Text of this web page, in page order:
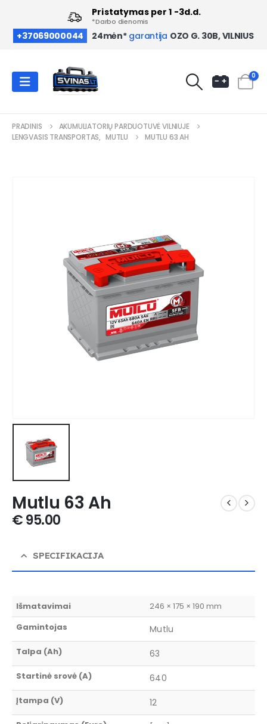
+37069000044 24mėn* garantija OZO G. 30B, VILNIUS
Pristatymas per 1 -3d.d.
*Darbo dienomis
0
PRADINIS
AKUMULIATORIŲ PARDUOTUVĖ VILNIUJE
LENGVASIS TRANSPORTAS, MUTLU MUTLU 63 AH
Mutlu 63 Ah
€95.00
SPECIFIKACIJA
Išmatavimai
246 × 175 × 190 mm
Gamintojas
Mutlu
Talpa (Ah) 63
Startinė srovė (A) 640
Įtampa (V) 12